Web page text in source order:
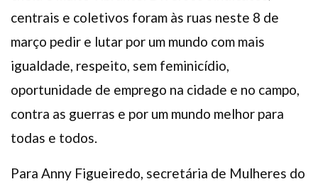
centrais e coletivos foram às ruas neste 8 de
março pedir e lutar por um mundo com mais
igualdade, respeito, sem feminicídio,
oportunidade de emprego na cidade e no campo,
contra as guerras e por um mundo melhor para
todas e todos.
Para Anny Figueiredo, secretária de Mulheres do